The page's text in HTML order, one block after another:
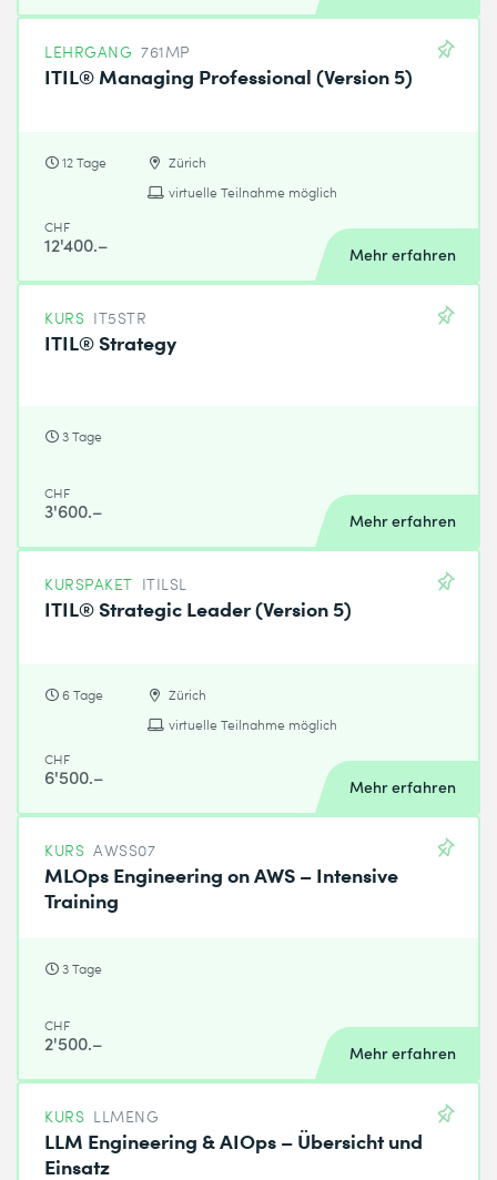
LEHRGANG 761MP
ITIL® Managing Professional (Version 5)
12 Tage
Zürich
virtuelle Teilnahme möglich
CHF
12'400.– Mehr erfahren
KURS IT5STR
ITIL® Strategy
3 Tage
CHF
3'600.– Mehr erfahren
KURSPAKET ITILSL
ITIL® Strategic Leader (Version 5)
6 Tage
Zürich
virtuelle Teilnahme möglich
CHF
6'500.– Mehr erfahren
KURS AWSS07
MLOps Engineering on AWS – Intensive
Training
3 Tage
CHF
2'500.– Mehr erfahren
KURS LLMENG
LLM Engineering & AIOps – Übersicht und
Einsatz